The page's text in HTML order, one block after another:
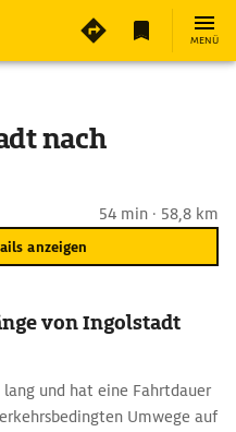
MENÜ
nach
54 min · 58,8 km
anzeigen
von Ingolstadt
und hat eine Fahrtdauer
Umwege auf